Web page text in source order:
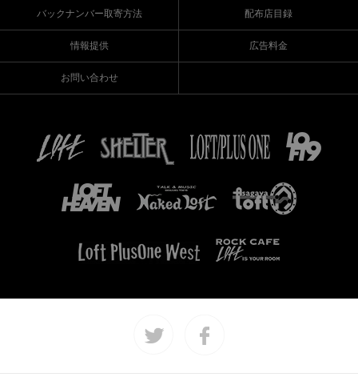
バックナンバー取寄方法 配布店目録
情報提供 広告料金
お問い合わせ